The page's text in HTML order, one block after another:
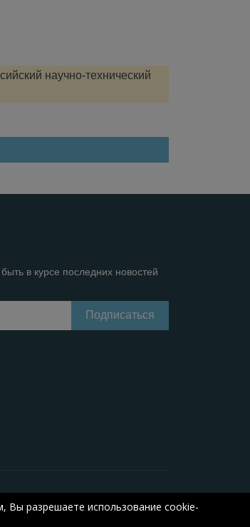
научно-технический
в курсе последних новостей
Вы разрешаете использование cookie-